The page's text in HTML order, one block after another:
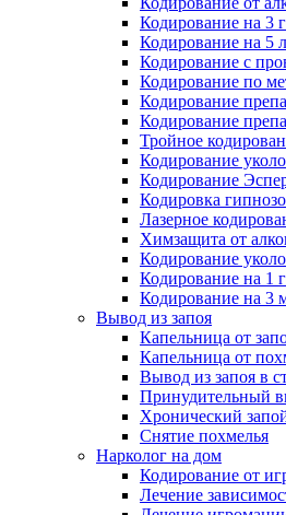
Кодирование на 3
Кодирование на 5
Кодирование с
Кодирование по
Кодирование
Кодирование
Тройное
Кодирование
Кодирование
Кодировка
Лазерное
Химзащита от
Кодирование
Кодирование на 1
Кодирование на 3
Вывод из запоя
Капельница от
Капельница от
Вывод из запоя в
Принудительный
Хронический
Снятие похмелья
Нарколог на дом
Кодирование от
Лечение